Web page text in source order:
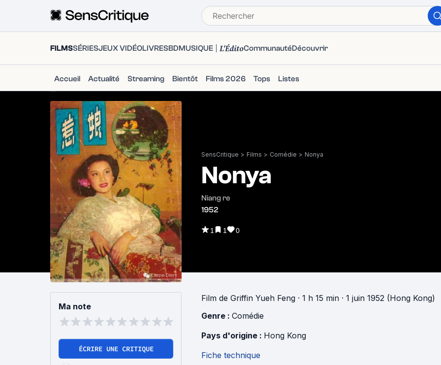
FILMSSÉRIESJEUX VIDÉOLIVRESBDMUSIQUE L'ÉditoCommunautéDécouvrir
Accueil Actualité Streaming Bientôt Films 2026 Tops Listes
SensCritique > Films > Comédie > Nonya
Nonya
Niang re
1952
1 1 0
Ma note
ÉCRIRE UNE CRITIQUE
Film de Griffin Yueh Feng · 1 h 15 min · 1 juin 1952 (Hong Kong)
Genre : Comédie
Pays d'origine : Hong Kong
Fiche technique